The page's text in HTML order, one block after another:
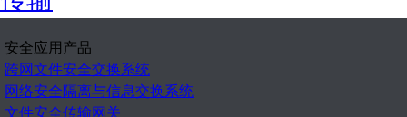
安全应用产品
跨网文件安全交换系统
网络安全隔离与信息交换系统
文件安全传输网关